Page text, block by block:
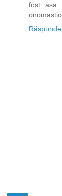
fost asa